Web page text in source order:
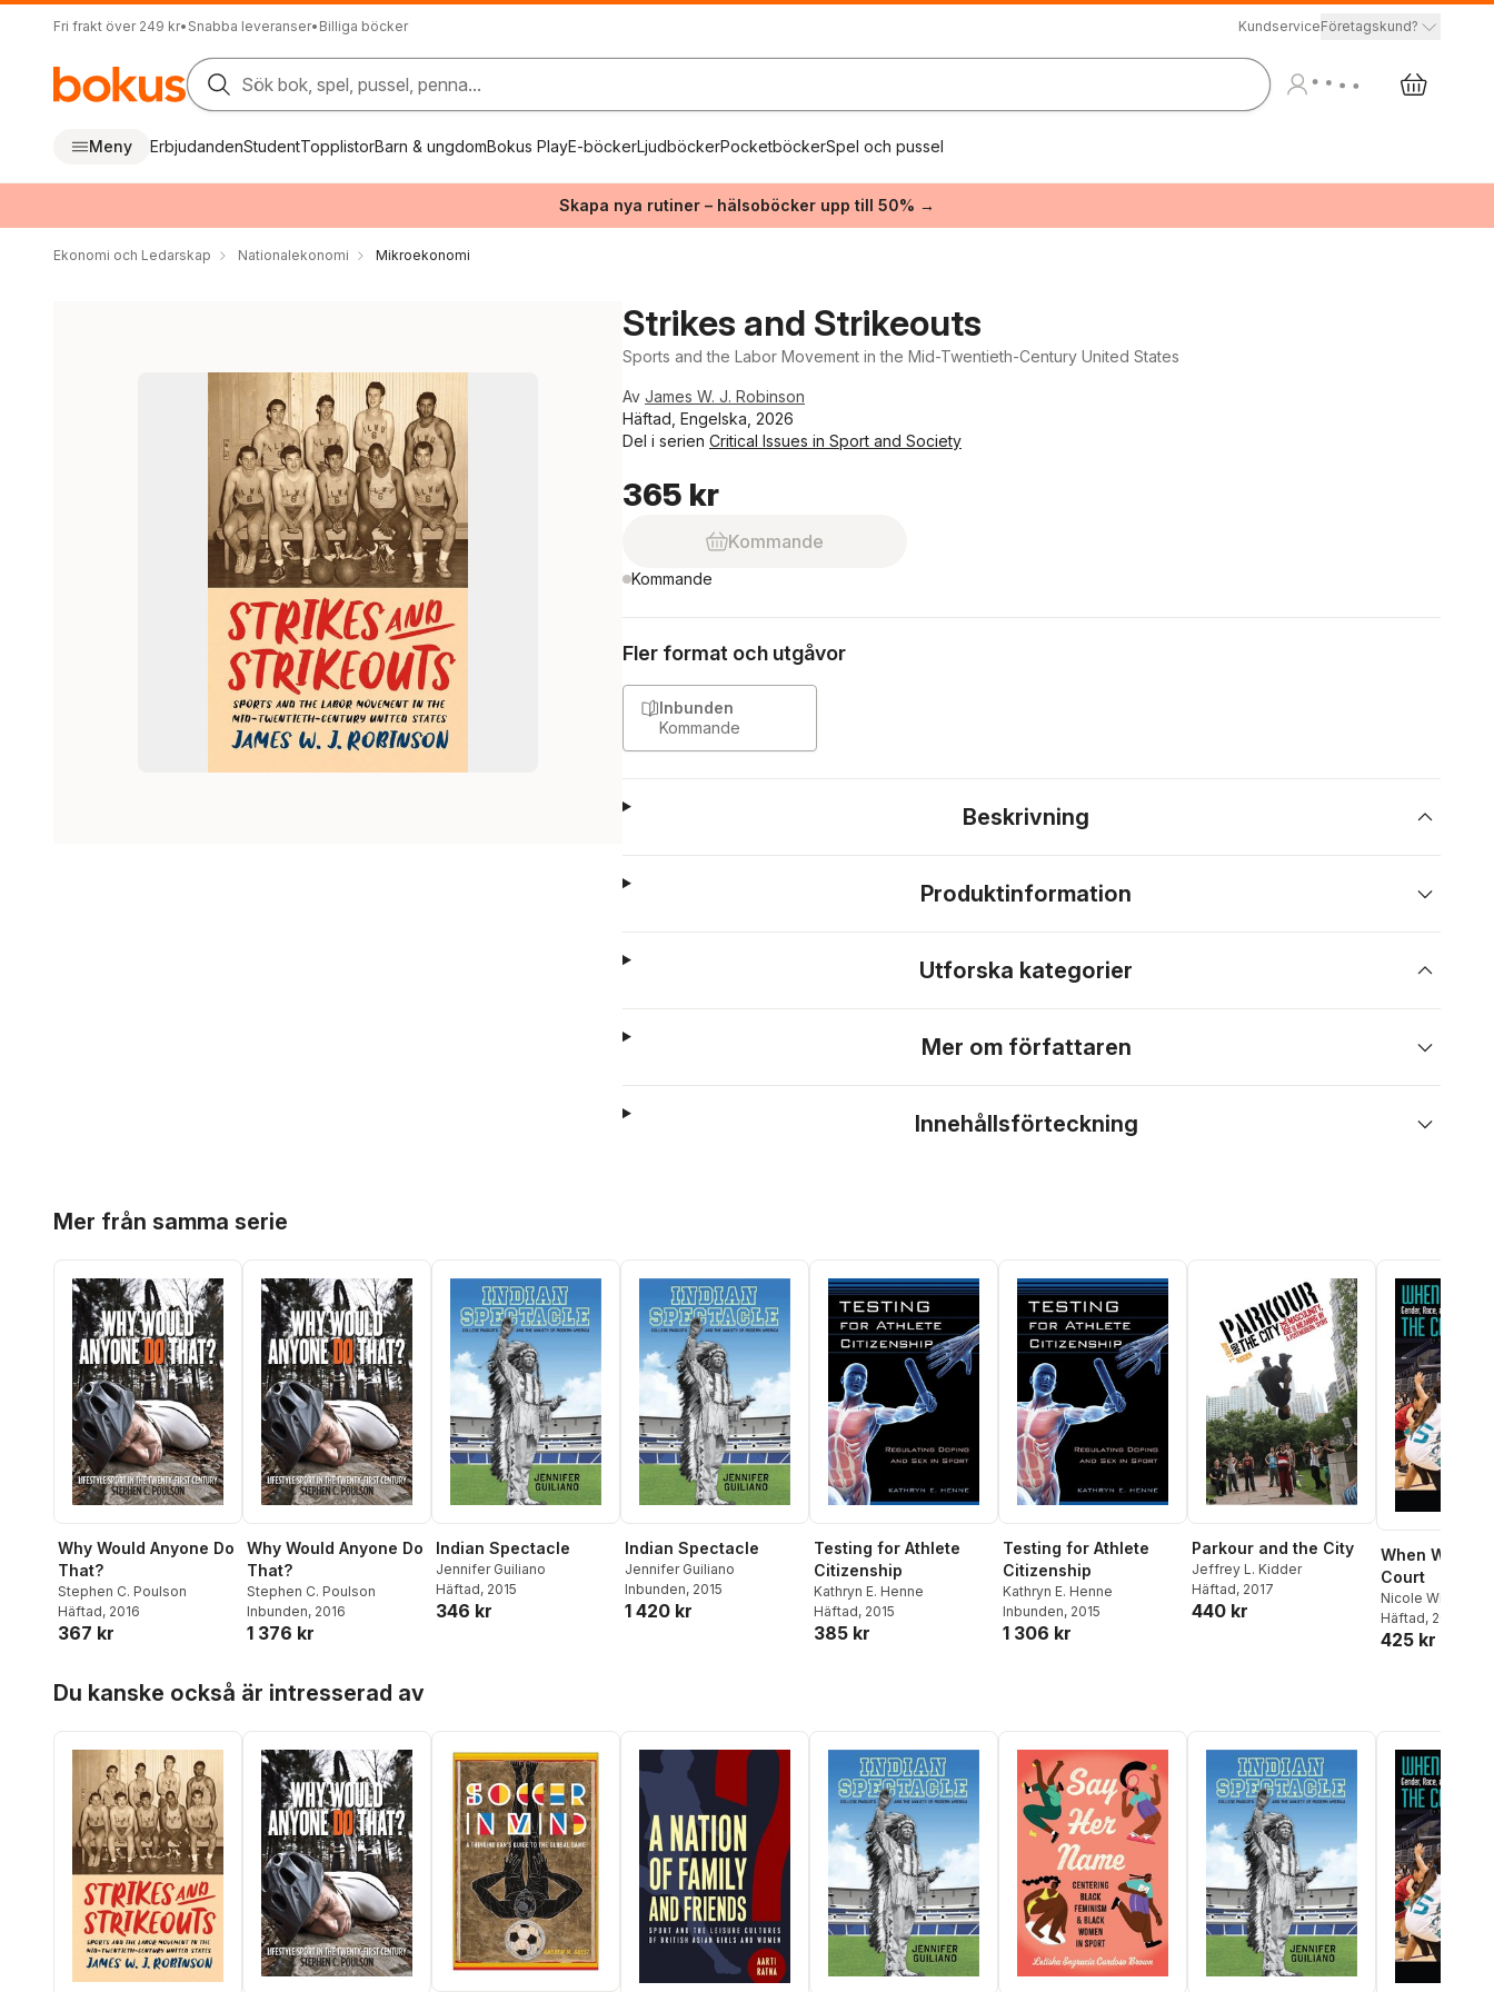
Fri frakt över 249 kr• Snabba leveranser• Billiga böcker KundserviceFöretagskund?
Sök bok, spel, pussel, penna...
Meny ErbjudandenStudentTopplistorBarn & ungdomBokus PlayE-böckerLjudböckerPocketböckerSpel och pussel
Skapa nya rutiner – hälsoböcker upp till 50% →
Ekonomi och Ledarskap Nationalekonomi Mikroekonomi
Strikes and Strikeouts
Sports and the Labor Movement in the Mid-Twentieth-Century United States
Av James W. J. Robinson
Häftad, Engelska, 2026
Del i serien Critical Issues in Sport and Society
365 kr
Kommande
Kommande
Fler format och utgåvor
Inbunden
Kommande
Beskrivning
Produktinformation
Utforska kategorier
Mer om författaren
Innehållsförteckning
Mer från samma serie
Why Would Anyone Do
That?
Stephen C. Poulson
Häftad, 2016
367 kr
Why Would Anyone Do
That?
Stephen C. Poulson
Inbunden, 2016
1 376 kr
Indian Spectacle
Jennifer Guiliano
Häftad, 2015
346 kr
Indian Spectacle
Jennifer Guiliano
Inbunden, 2015
1 420 kr
Testing for Athlete
Citizenship
Kathryn E. Henne
Häftad, 2015
385 kr
Testing for Athlete
Citizenship
Kathryn E. Henne
Inbunden, 2015
1 306 kr
Parkour and the City
Jeffrey L. Kidder
Häftad, 2017
440 kr
When Women
Court
Nicole Willms
Häftad, 2017
425 kr
Du kanske också är intresserad av